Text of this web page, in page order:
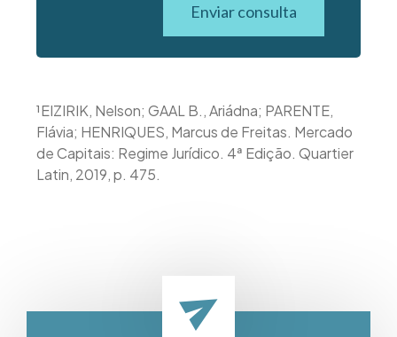
Enviar consulta
¹EIZIRIK, Nelson; GAAL B., Ariádna; PARENTE,
Flávia; HENRIQUES, Marcus de Freitas. Mercado
de Capitais: Regime Jurídico. 4ª Edição. Quartier
Latin, 2019, p. 475.